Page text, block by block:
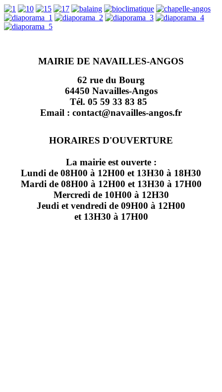
MAIRIE DE NAVAILLES-ANGOS
62 rue du Bourg
64450 Navailles-Angos
Tél. 05 59 33 83 85
Email : contact@navailles-angos.fr
HORAIRES D'OUVERTURE
La mairie est ouverte :
Lundi de 08H00 à 12H00 et 13H30 à 18H30
Mardi de 08H00 à 12H00 et 13H30 à 17H00
Mercredi de 10H00 à 12H30
Jeudi et vendredi de 09H00 à 12H00
et 13H30 à 17H00